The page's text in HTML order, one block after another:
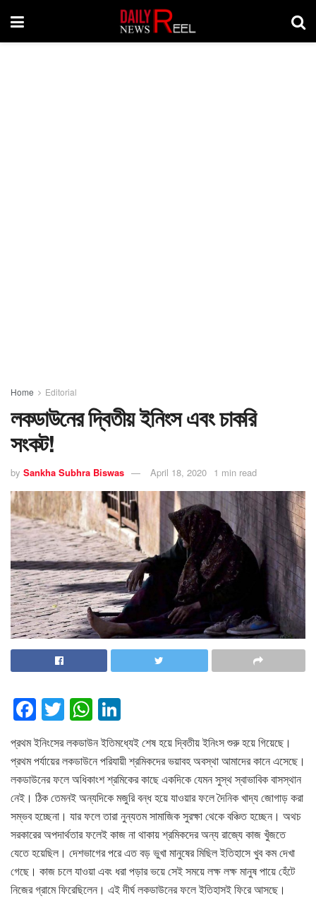
Home Editorial
লকডাউনের দ্বিতীয় ইনিংস এবং চাকরি
সংকট!
by Sankha Subhra Biswas April 18, 2020 1 min read
F
a
c
e
b
o
o
k
T
wi
tt
er
W
h
at
s
A
p
p
n
k
e
dI
n
প্রথম ইনিংসের লকডাউন ইতিমধ্যেই শেষ হয়ে দ্বিতীয় ইনিংস শুরু হয়ে গিয়েছে।
প্রথম পর্যায়ের লকডাউনে পরিযায়ী শ্রমিকদের ভয়াবহ অবস্থা আমাদের কানে এসেছে।
লকডাউনের ফলে অধিকাংশ শ্রমিকের কাছে একদিকে যেমন সুস্থ স্বাভাবিক বাসস্থান
নেই। ঠিক তেমনই অন্যদিকে মজুরি বন্ধ হয়ে যাওয়ার ফলে দৈনিক খাদ্য জোগাড় করা
সম্ভব হচ্ছেনা। যার ফলে তারা নুন্যতম সামাজিক সুরক্ষা থেকে বঞ্চিত হচ্ছেন। অথচ
সরকারের অপদার্থতার ফলেই কাজ না থাকায় শ্রমিকদের অন্য রাজ্যে কাজ খুঁজতে
যেতে হয়েছিল। দেশভাগের পরে এত বড় ভুখা মানুষের মিছিল ইতিহাসে খুব কম দেখা
গেছে। কাজ চলে যাওয়া এবং ধরা পড়ার ভয়ে সেই সময়ে লক্ষ লক্ষ মানুষ পায়ে হেঁটে
নিজের গ্রামে ফিরেছিলেন। এই দীর্ঘ লকডাউনের ফলে ইতিহাসই ফিরে আসছে।